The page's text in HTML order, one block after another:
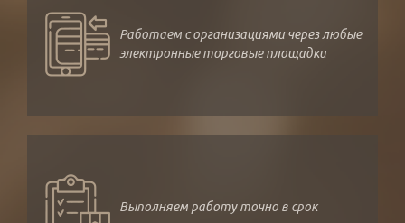
Работаем с организациями через любые
электронные торговые площадки
Выполняем работу точно в срок